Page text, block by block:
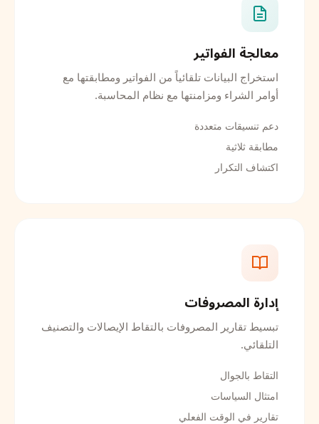
معالجة الفواتير
استخراج البيانات تلقائياً من الفواتير ومطابقتها مع
أوامر الشراء ومزامنتها مع نظام المحاسبة.
دعم تنسيقات متعددة
مطابقة ثلاثية
اكتشاف التكرار
إدارة المصروفات
تبسيط تقارير المصروفات بالتقاط الإيصالات والتصنيف
التلقائي.
التقاط بالجوال
امتثال السياسات
تقارير في الوقت الفعلي